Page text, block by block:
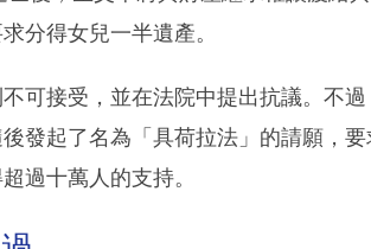
分得女兒一半遺產。
可接受，並在法院中提出抗議。不
發起了名為「具荷拉法」的請願，
過十萬人的支持。